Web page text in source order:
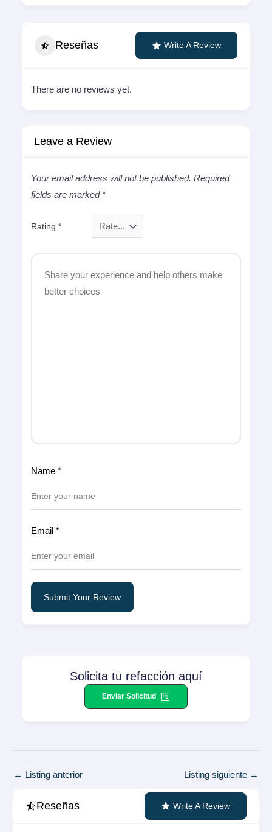
Reseñas Write A Review
There are no reviews yet.
Leave a Review
Your email address will not be published. Required
fields are marked *
Rating *
Name *
Email *
Submit Your Review
Solicita tu refacción aquí
Enviar Solicitud
Navegación
entradas
← Listing anterior Listing siguiente →
Reseñas Write A Review